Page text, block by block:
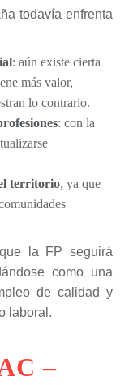
todavía enfrenta
: aún existe cierta
más valor,
lo contrario.
: con la
territorio, ya que
la FP seguirá
como una
de calidad y
laboral.
–